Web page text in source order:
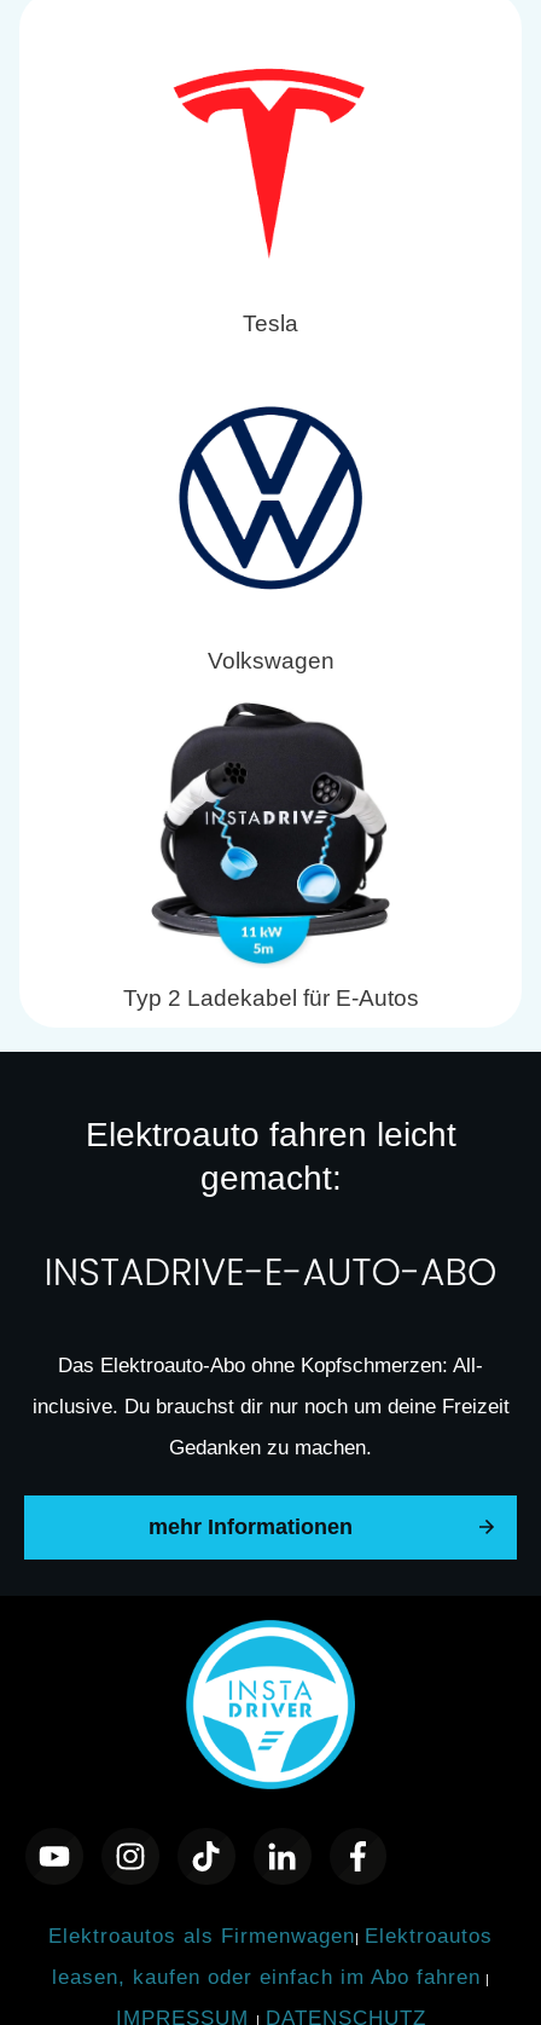
Tesla
Volkswagen
Typ 2 Ladekabel für E-Autos
Elektroauto fahren leicht
gemacht:
Das Elektroauto-Abo ohne Kopfschmerzen: All-
inclusive. Du brauchst dir nur noch um deine Freizeit
Gedanken zu machen.
mehr Informationen
Elektroautos als Firmenwagen
Elektroautos
leasen, kaufen oder einfach im Abo fahren
IMPRESSUM DATENSCHUTZ